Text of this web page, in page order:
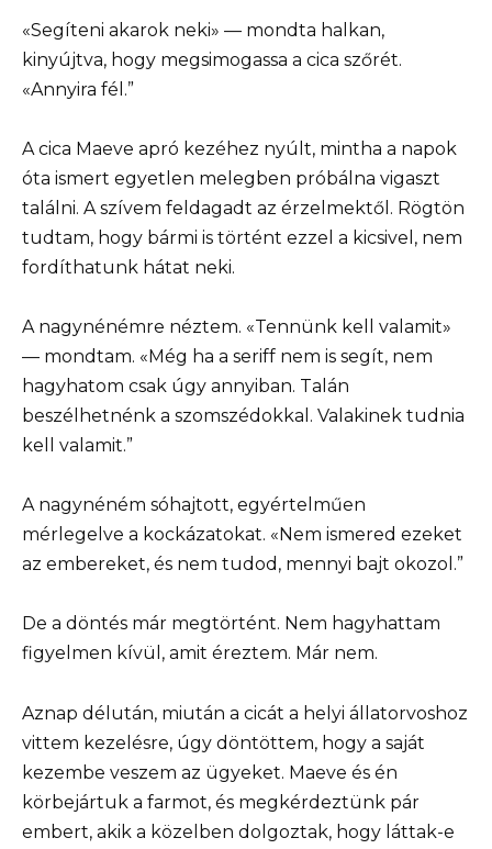
«Segíteni akarok neki» — mondta halkan,
kinyújtva, hogy megsimogassa a cica szőrét.
«Annyira fél.”
A cica Maeve apró kezéhez nyúlt, mintha a napok
óta ismert egyetlen melegben próbálna vigaszt
találni. A szívem feldagadt az érzelmektől. Rögtön
tudtam, hogy bármi is történt ezzel a kicsivel, nem
fordíthatunk hátat neki.
A nagynénémre néztem. «Tennünk kell valamit»
— mondtam. «Még ha a seriff nem is segít, nem
hagyhatom csak úgy annyiban. Talán
beszélhetnénk a szomszédokkal. Valakinek tudnia
kell valamit.”
A nagynéném sóhajtott, egyértelműen
mérlegelve a kockázatokat. «Nem ismered ezeket
az embereket, és nem tudod, mennyi bajt okozol.”
De a döntés már megtörtént. Nem hagyhattam
figyelmen kívül, amit éreztem. Már nem.
Aznap délután, miután a cicát a helyi állatorvoshoz
vittem kezelésre, úgy döntöttem, hogy a saját
kezembe veszem az ügyeket. Maeve és én
körbejártuk a farmot, és megkérdeztünk pár
embert, akik a közelben dolgoztak, hogy láttak-e